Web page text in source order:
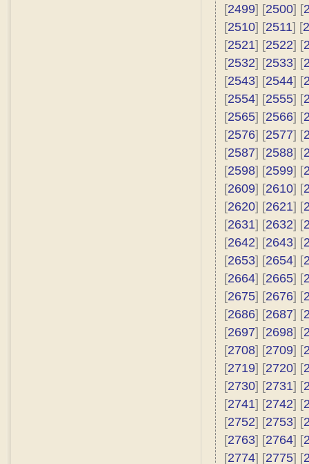
[2499] [2500] [
[2510] [2511] [
[2521] [2522] [
[2532] [2533] [
[2543] [2544] [
[2554] [2555] [
[2565] [2566] [
[2576] [2577] [
[2587] [2588] [
[2598] [2599] [
[2609] [2610] [
[2620] [2621] [
[2631] [2632] [
[2642] [2643] [
[2653] [2654] [
[2664] [2665] [
[2675] [2676] [
[2686] [2687] [
[2697] [2698] [
[2708] [2709] [
[2719] [2720] [
[2730] [2731] [
[2741] [2742] [
[2752] [2753] [
[2763] [2764] [
[2774] [2775] [